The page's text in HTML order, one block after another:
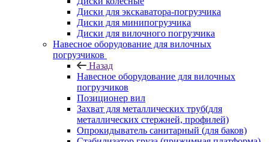
Диски для экскаватора-погрузчика
Диски для минипогрузчика
Диски для вилочного погрузчика
Навесное оборудование для вилочных
погрузчиков
Назад
Навесное оборудование для вилочных
погрузчиков
Позиционер вил
Захват для металлических труб(для
металлических стержней, профилей)
Опрокидыватель санитарный (для баков)